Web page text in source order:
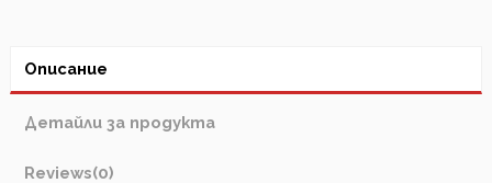
Описание
Детайли за продукта
Reviews(0)